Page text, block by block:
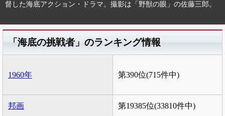
督した海底アクション・ドラマ。撮影は「野獣の眼」の佐藤三郎。
「海底の挑戦者」のランキング情報
1960年 第390位(715件中)
邦画 第19385位(33810件中)